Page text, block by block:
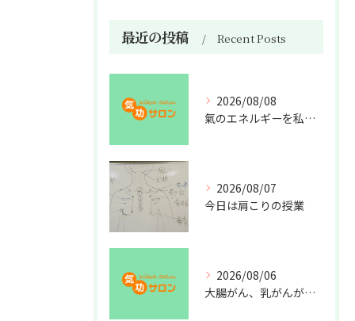
最近の投稿 Recent Posts
2026/08/08
氣のエネルギーを私利私欲のために使うな
2026/08/07
今日は肩こりの授業
2026/08/06
大腸がん、乳がんが増えた理由